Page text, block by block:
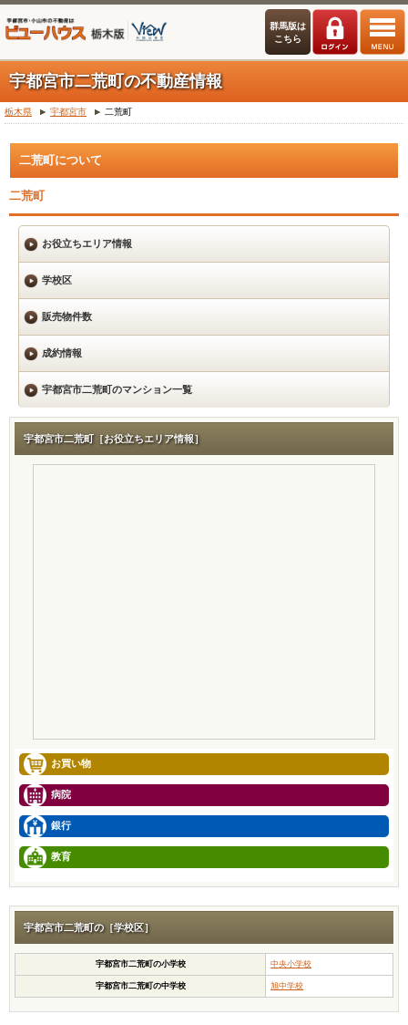
群馬版は
こちら
宇都宮市二荒町の不動産情報
栃木県 宇都宮市 二荒町
二荒町について
二荒町
お役立ちエリア情報
学校区
販売物件数
成約情報
宇都宮市二荒町のマンション一覧
宇都宮市二荒町［お役立ちエリア情報］
お買い物
病院
銀行
教育
宇都宮市二荒町の［学校区］
宇都宮市二荒町の小学校 中央小学校
宇都宮市二荒町の中学校 旭中学校